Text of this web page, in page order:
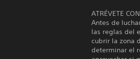
ATRÉVETE
Antes de
las reglas del
cubrir la zona
determinar el